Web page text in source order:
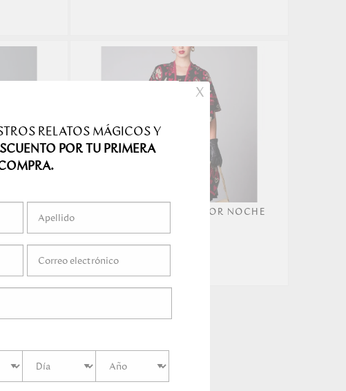
REAL RUANA DEBILZAN AMOR NOCHE
X
RELATOS MÁGICOS Y
POR TU PRIMERA